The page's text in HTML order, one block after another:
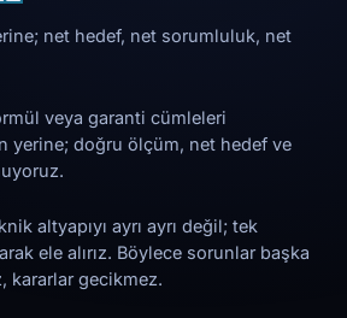
net hedef, net sorumluluk, net
veya garanti cümleleri
yerine; doğru ölçüm, net hedef ve
altyapıyı ayrı ayrı değil; tek
ele alırız. Böylece sorunlar başka
kararlar gecikmez.